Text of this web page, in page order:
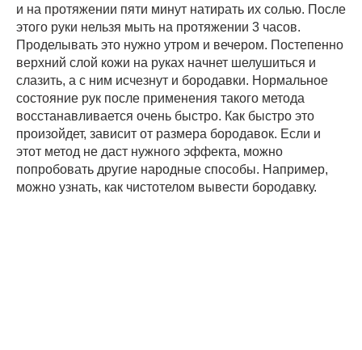
и на протяжении пяти минут натирать их солью. После
этого руки нельзя мыть на протяжении 3 часов.
Проделывать это нужно утром и вечером. Постепенно
верхний слой кожи на руках начнет шелушиться и
слазить, а с ним исчезнут и бородавки. Нормальное
состояние рук после применения такого метода
восстанавливается очень быстро. Как быстро это
произойдет, зависит от размера бородавок. Если и
этот метод не даст нужного эффекта, можно
попробовать другие народные способы. Например,
можно узнать, как чистотелом вывести бородавку.